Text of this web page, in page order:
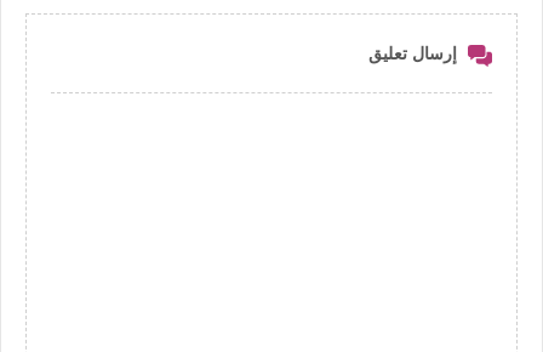
إرسال تعليق